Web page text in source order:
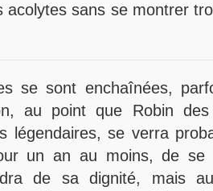
acolytes sans se montrer
se sont enchaînées,
au point que Robin
légendaires, se verra
un an au moins, de se
de sa dignité, mais